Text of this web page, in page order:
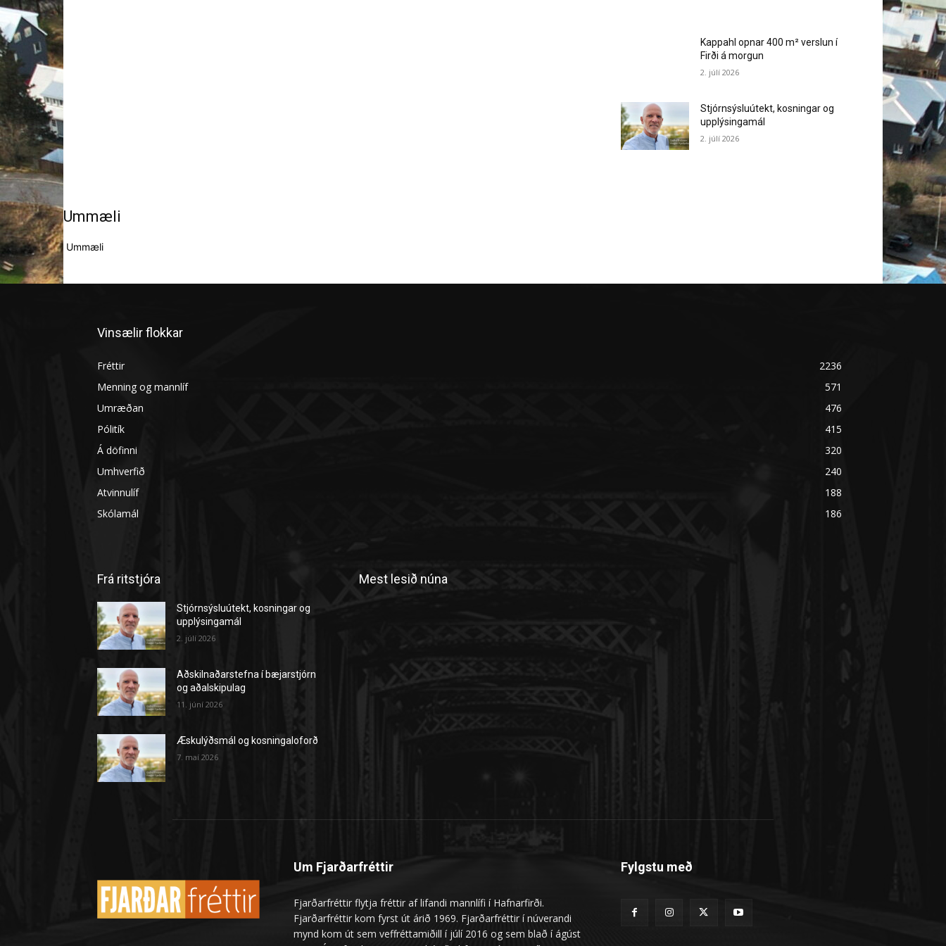
Kappahl opnar 400 m² verslun í
Firði á morgun
2. júlí 2026
Stjórnsýsluútekt, kosningar og
upplýsingamál
2. júlí 2026
Ummæli
Ummæli
Vinsælir flokkar
Fréttir
2236
Menning og mannlíf
571
Umræðan
476
Pólitík
415
Á döfinni
320
Umhverfið
240
Atvinnulíf
188
Skólamál
186
Frá ritstjóra
Stjórnsýsluútekt, kosningar og
upplýsingamál
2. júlí 2026
Aðskilnaðarstefna í bæjarstjórn
og aðalskipulag
11. júní 2026
Æskulýðsmál og kosningaloforð
7. maí 2026
Mest lesið núna
Um Fjarðarfréttir
Fjarðarfréttir flytja fréttir af lifandi mannlífi í Hafnarfirði.
Fjarðarfréttir kom fyrst út árið 1969. Fjarðarfréttir í núverandi
mynd kom út sem veffréttamiðill í júlí 2016 og sem blað í ágúst
Fylgstu með